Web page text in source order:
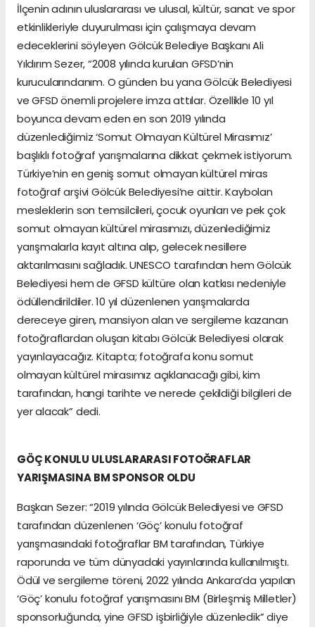
İlçenin adının uluslararası ve ulusal, kültür, sanat ve spor
etkinlikleriyle duyurulması için çalışmaya devam
edeceklerini söyleyen Gölcük Belediye Başkanı Ali
Yıldırım Sezer, “2008 yılında kurulan GFSD’nin
kurucularındanım. O günden bu yana Gölcük Belediyesi
ve GFSD önemli projelere imza attılar. Özellikle 10 yıl
boyunca devam eden en son 2019 yılında
düzenlediğimiz ‘Somut Olmayan Kültürel Mirasımız’
başlıklı fotoğraf yarışmalarına dikkat çekmek istiyorum.
Türkiye’nin en geniş somut olmayan kültürel miras
fotoğraf arşivi Gölcük Belediyesi’ne aittir. Kaybolan
mesleklerin son temsilcileri, çocuk oyunları ve pek çok
somut olmayan kültürel mirasımızı, düzenlediğimiz
yarışmalarla kayıt altına alıp, gelecek nesillere
aktarılmasını sağladık. UNESCO tarafından hem Gölcük
Belediyesi hem de GFSD kültüre olan katkısı nedeniyle
ödüllendirildiler. 10 yıl düzenlenen yarışmalarda
dereceye giren, mansiyon alan ve sergileme kazanan
fotoğraflardan oluşan kitabı Gölcük Belediyesi olarak
yayınlayacağız. Kitapta; fotoğrafa konu somut
olmayan kültürel mirasımız açıklanacağı gibi, kim
tarafından, hangi tarihte ve nerede çekildiği bilgileri de
yer alacak” dedi.
GÖÇ KONULU ULUSLARARASI FOTOĞRAFLAR
YARIŞMASINA BM SPONSOR OLDU
Başkan Sezer: “2019 yılında Gölcük Belediyesi ve GFSD
tarafından düzenlenen ‘Göç’ konulu fotoğraf
yarışmasındaki fotoğraflar BM tarafından, Türkiye
raporunda ve tüm dünyadaki yayınlarında kullanılmıştı.
Ödül ve sergileme töreni, 2022 yılında Ankara’da yapılan
‘Göç’ konulu fotoğraf yarışmasını BM (Birleşmiş Milletler)
sponsorluğunda, yine GFSD işbirliğiyle düzenledik” diye